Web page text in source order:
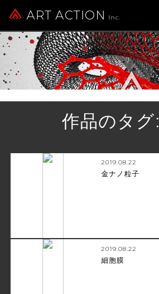
ART ACTION Inc.
作品のタグ:
2019.08.22
金ナノ粒子
2019.08.22
細胞膜